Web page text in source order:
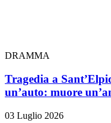
DRAMMA
Tragedia a
un’auto: muore
03 Luglio 2026